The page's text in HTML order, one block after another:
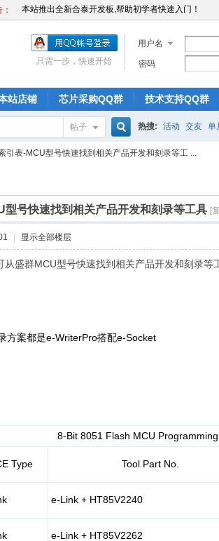
用户名
密码
只需一步，快速开始
站店铺 芯片采购QQ群 技术支持QQ群
帖子
搜
索
热搜: 活动 交友 单
引表-MCU型号快速找到相关产品开发和刻录等工 ...
型号快速找到相关产品开发和刻录等工具 [
显示全部楼层
盛群MCU型号快速找到相关产品开发和刻录等
方案都是e-WriterPro搭配e-Socket
8-Bit 8051 Flash MCU
Type Tool Part No.
e-Link + HT85V2240
e-Link + HT85V2262
本站推出全新合泰32位ARM开发板HT32F52352
本站推出全新合泰32位ARM开发板HT32F52352
本站推出全新合泰开发板,帮助初学者快速入门！
本站推出全新合泰32位ARM开发板HT32F52352